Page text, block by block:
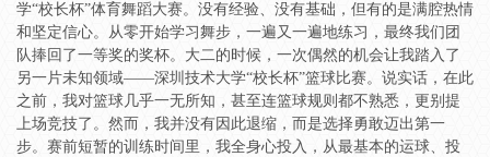
学“校长杯”体育舞蹈大赛。没有经验、没有基础，但有的是满腔热情
和坚定信心。从零开始学习舞步，一遍又一遍地练习，最终我们团
队捧回了一等奖的奖杯。大二的时候，一次偶然的机会让我踏入了
另一片未知领域——深圳技术大学“校长杯”篮球比赛。说实话，在此
之前，我对篮球几乎一无所知，甚至连篮球规则都不熟悉，更别提
上场竞技了。然而，我并没有因此退缩，而是选择勇敢迈出第一
步。赛前短暂的训练时间里，我全身心投入，从最基本的运球、投